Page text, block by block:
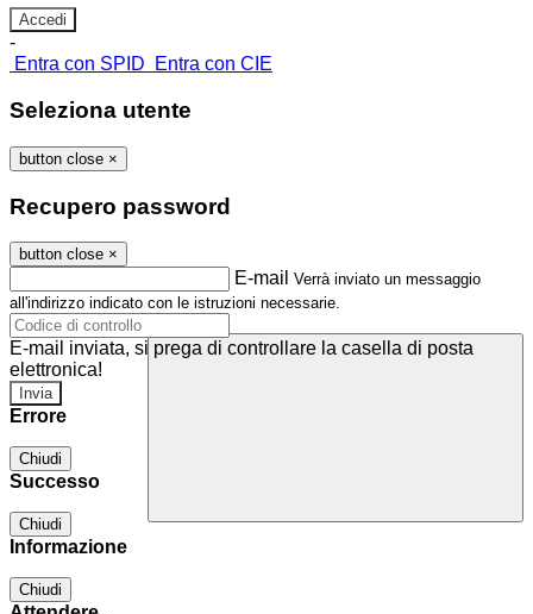
-
Entra con SPID
Entra con CIE
Seleziona utente
button close ×
Recupero password
button close ×
E-mail Verrà inviato un messaggio
all'indirizzo indicato con le istruzioni necessarie.
E-mail inviata, si prega di controllare la casella di posta
elettronica!
Errore
Chiudi
Successo
Chiudi
Informazione
Chiudi